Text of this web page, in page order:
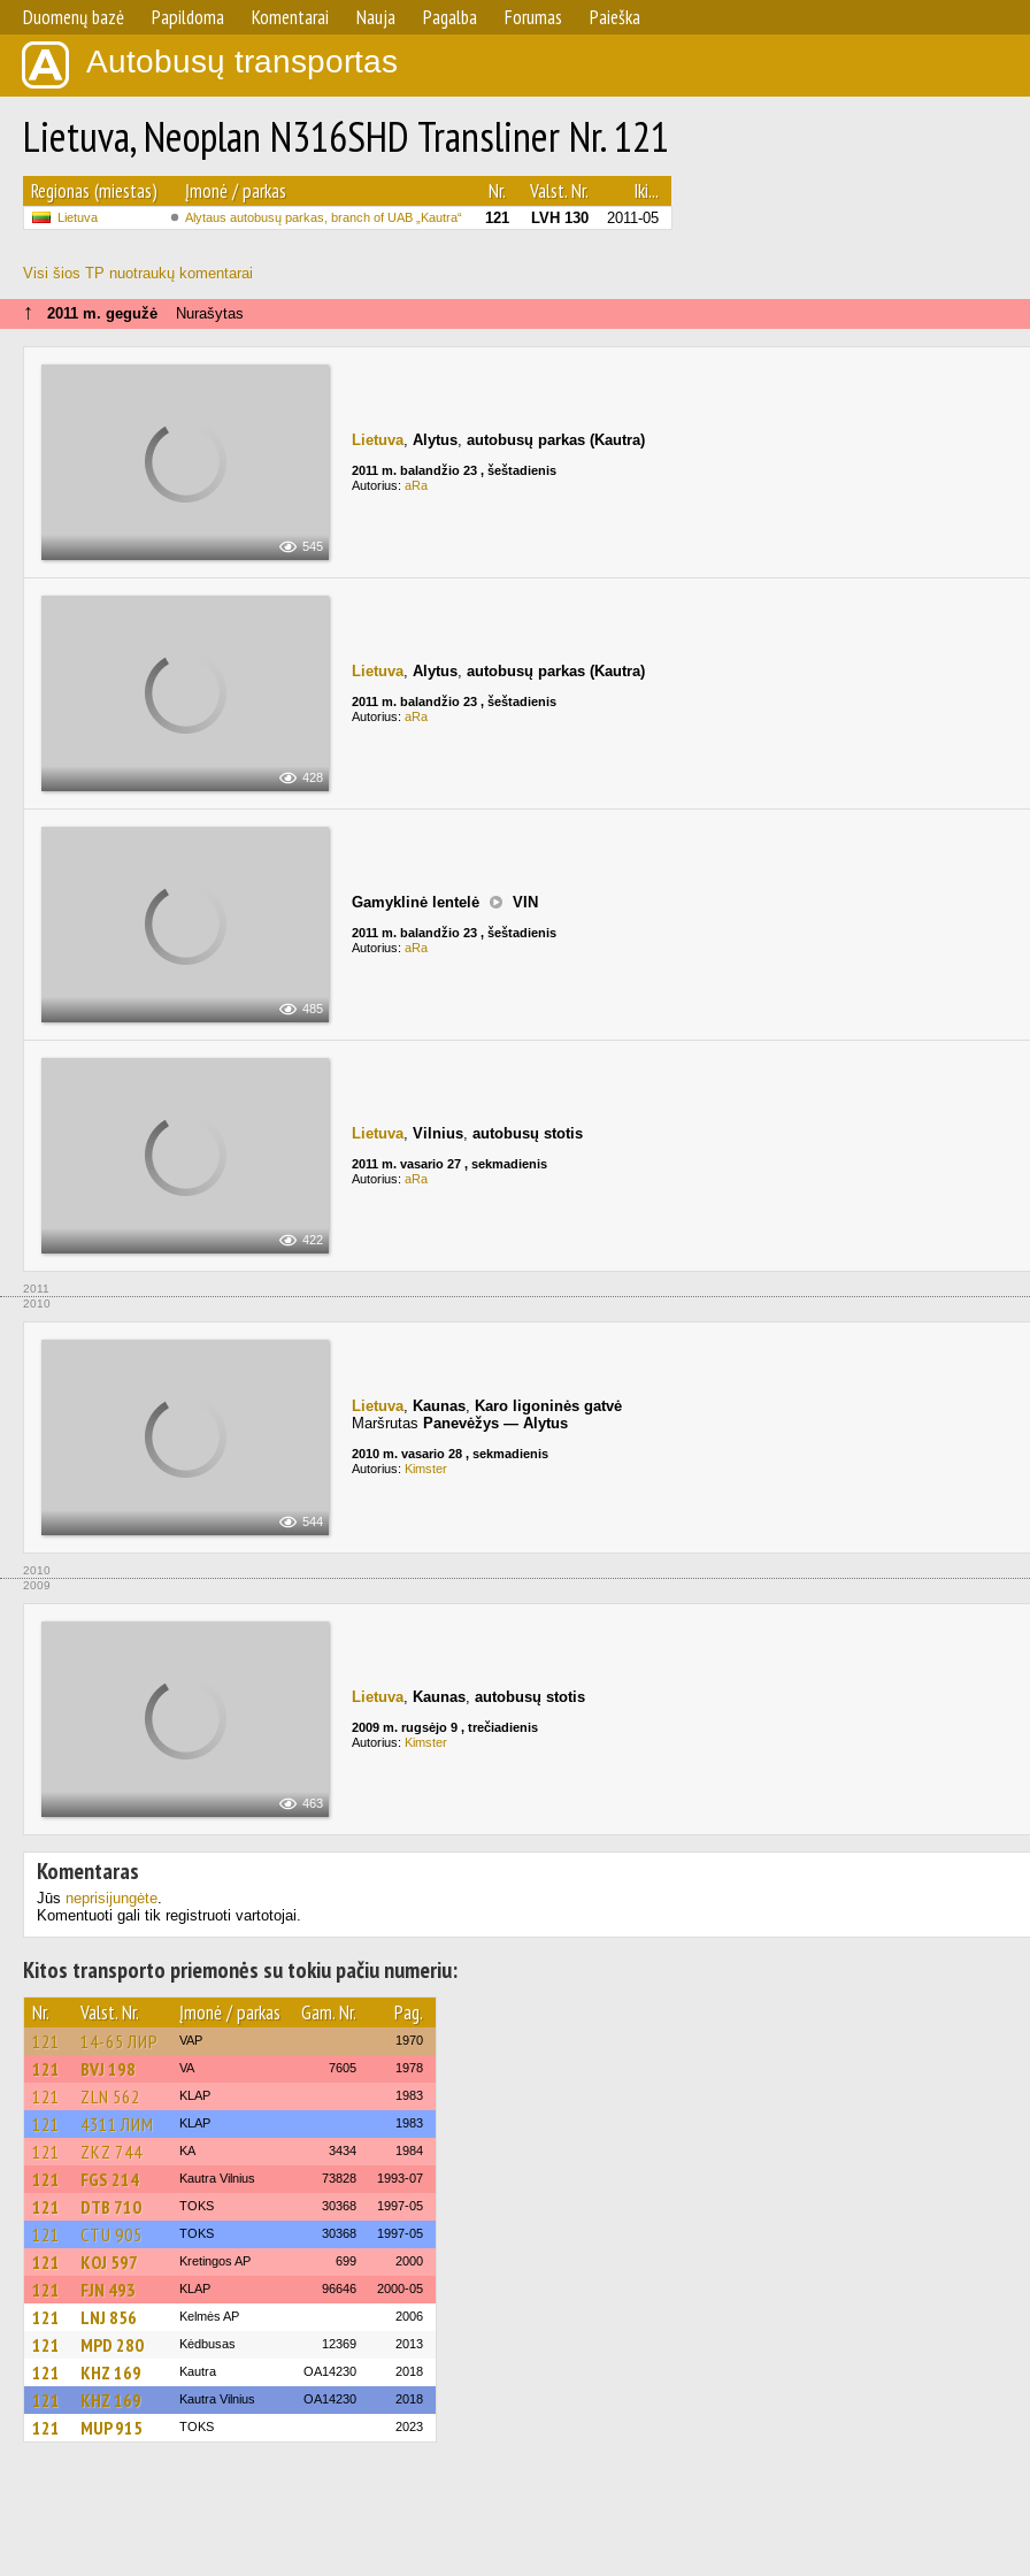
Duomenų bazė Papildoma Komentarai Nauja Pagalba Forumas Paieška
Autobusų transportas
Lietuva, Neoplan N316SHD Transliner Nr. 121
Regionas (miestas) Įmonė / parkas Nr. Valst. Nr. Iki...
Lietuva Alytaus autobusų parkas, branch of UAB „Kautra“ 121 LVH 130 2011-05
Visi šios TP nuotraukų komentarai
↑ 2011 m. gegužė Nurašytas
545
Lietuva, Alytus, autobusų parkas (Kautra)
2011 m. balandžio 23 , šeštadienis
Autorius: aRa
428
Lietuva, Alytus, autobusų parkas (Kautra)
2011 m. balandžio 23 , šeštadienis
Autorius: aRa
485
Gamyklinė lentelė VIN
2011 m. balandžio 23 , šeštadienis
Autorius: aRa
422
Lietuva, Vilnius, autobusų stotis
2011 m. vasario 27 , sekmadienis
Autorius: aRa
2011
2010
544
Lietuva, Kaunas, Karo ligoninės gatvė
Maršrutas Panevėžys — Alytus
2010 m. vasario 28 , sekmadienis
Autorius: Kimster
2010
2009
463
Lietuva, Kaunas, autobusų stotis
2009 m. rugsėjo 9 , trečiadienis
Autorius: Kimster
Komentaras
Jūs neprisijungėte.
Komentuoti gali tik registruoti vartotojai.
Kitos transporto priemonės su tokiu pačiu numeriu:
Nr. Valst. Nr. Įmonė / parkas Gam. Nr. Pag.
121 14-65 ЛИР VAP 1970
121 BVJ 198 VA 7605 1978
121 ZLN 562 KLAP 1983
121 4311 ЛИМ KLAP 1983
121 ZKZ 744 KA 3434 1984
121 FGS 214 Kautra Vilnius 73828 1993-07
121 DTB 710 TOKS 30368 1997-05
121 CTU 905 TOKS 30368 1997-05
121 KOJ 597 Kretingos AP 699 2000
121 FJN 493 KLAP 96646 2000-05
121 LNJ 856 Kelmės AP 2006
121 MPD 280 Kėdbusas 12369 2013
121 KHZ 169 Kautra OA14230 2018
121 KHZ 169 Kautra Vilnius OA14230 2018
121 MUP 915 TOKS 2023